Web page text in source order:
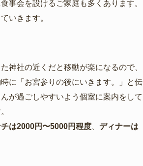
事会を設けるご家庭も多くあります。
いきます。
神社の近くだと移動が楽になるので、
に「お宮参りの後にいきます。」と伝
が過ごしやすいよう個室に案内をして
は2000円〜5000円程度、 ディナーは